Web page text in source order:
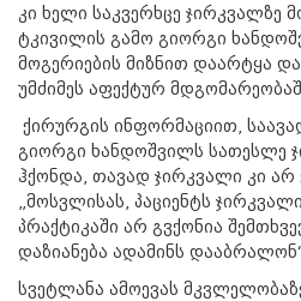
კი ხელი საკვერხცე ჯირკვალზე
ტკივილის გამო გიორგი
მოგერიების მიზნით დაარტყა
უმძიმეს აფექტურ
ქირურგის ინფორმაციით,
გიორგი ხანდოშვილს სათესლე
ჰქონდა, თავად ჯირკვალი კი არ
„მოსვლისას, პაციენტს
პრაქტიკაში არ გვქონია
დაზიანება ადამინს
სვეტლანა ამოევას